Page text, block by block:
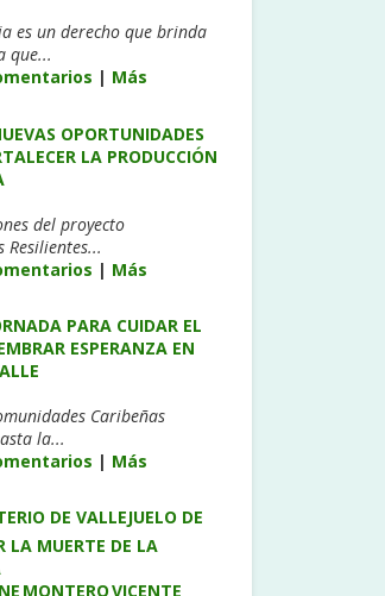
es un derecho que brinda
que...
| Más
OPORTUNIDADES
LA PRODUCCIÓN
del proyecto
Resilientes...
| Más
PARA CUIDAR EL
ESPERANZA EN
Caribeñas
la...
| Más
DE VALLEJUELO DE
LA MUERTE DE LA
MONTERO VICENTE